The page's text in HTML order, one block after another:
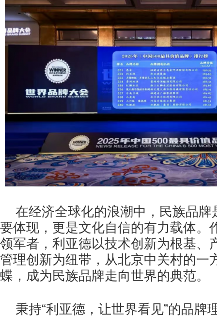
在经济全球化的浪潮中，民族品牌
要体现，更是文化自信的有力载体。
领军者，利亚德以技术创新为根基、
管理创新为纽带，从北京中关村的一
蝶，成为民族品牌走向世界的典范。
秉持“利亚德，让世界看见”的品牌